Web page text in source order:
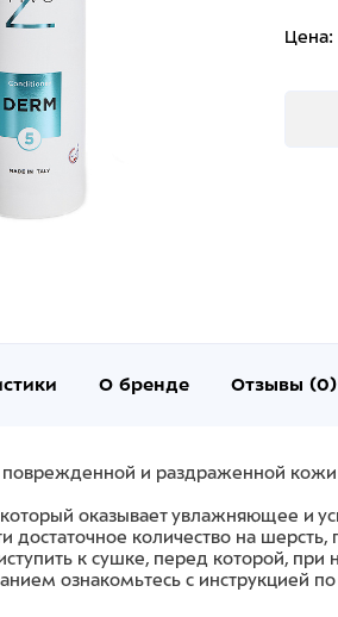
Цена:
О бренде Отзывы (0)
поврежденной и раздраженной кожи
который оказывает увлажняющее и
количество на
к сушке, перед которой,
ознакомьтесь с инструкцией